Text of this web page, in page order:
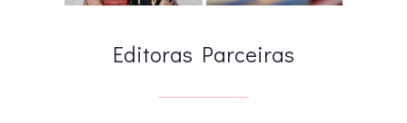
Editoras Parceiras